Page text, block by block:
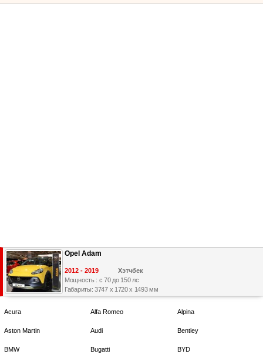
Opel Adam
2012 - 2019
Хэтчбек
Мощность : с 70 до 150 лс
Габариты: 3747 x 1720 x 1493 мм
Acura Alfa Romeo Alpina
Aston Martin Audi Bentley
BMW Bugatti BYD